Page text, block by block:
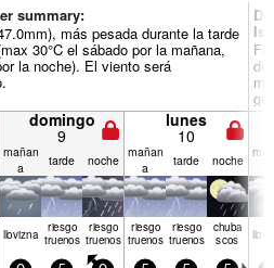
summary:
más pesada durante la tarde
30°C el sábado por la mañana,
la noche). El viento será de
domingo
9
lunes
10
mañan
a
tarde noche mañan
a
tarde noche
llov­izna riesgo
truenos
riesgo
truenos
riesgo
truenos
riesgo
truenos
chuba
scos